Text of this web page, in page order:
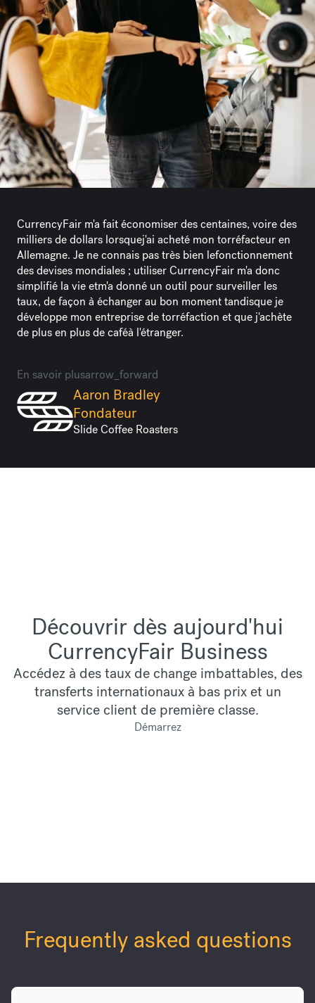
CurrencyFair m'a fait économiser des centaines, voire des
milliers de dollars lorsquej'ai acheté mon torréfacteur en
Allemagne. Je ne connais pas très bien lefonctionnement
des devises mondiales ; utiliser CurrencyFair m'a donc
simplifié la vie etm'a donné un outil pour surveiller les
taux, de façon à échanger au bon moment tandisque je
développe mon entreprise de torréfaction et que j'achète
de plus en plus de caféà l'étranger.
En savoir plusarrow_forward
Aaron Bradley
Fondateur
Slide Coffee Roasters
Découvrir dès aujourd'hui
CurrencyFair Business
Accédez à des taux de change imbattables, des
transferts internationaux à bas prix et un
service client de première classe.
Démarrez
Frequently asked questions